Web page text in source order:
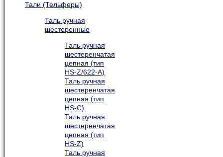
Тали (Тельферы)
Таль ручная
шестеренные
Таль ручная
шестеренчатая
цепная (тип
HS-Z/622-A)
Таль ручная
шестеренчатая
цепная (тип
HS-C)
Таль ручная
шестеренчатая
цепная (тип
HS-Z)
Таль ручная